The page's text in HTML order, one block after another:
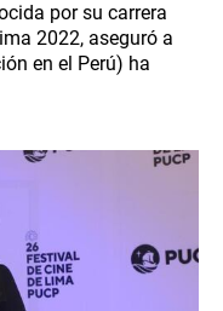
por su carrera
2022, aseguró a
en el Perú) ha